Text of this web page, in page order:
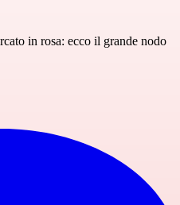
in rosa: ecco il grande nodo